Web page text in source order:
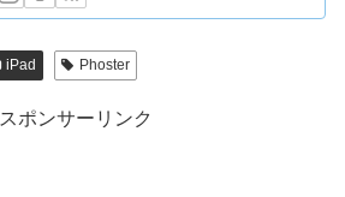
iPad Phoster
スポンサーリンク